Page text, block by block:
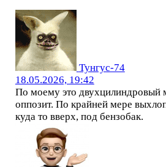
Тунгус-74
18.05.2026, 19:42
По моему это двухцилиндровый
оппозит. По крайней мере
куда то вверх, под бензобак.